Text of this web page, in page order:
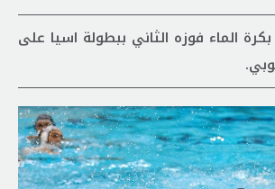
الماء فوزه الثاني ببطولة اسيا على